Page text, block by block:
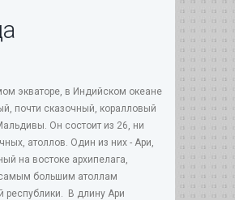
экваторе, в Индийском океане
почти сказочный, коралловый
Он состоит из 26, ни
атоллов. Один из них - Ари,
на востоке архипелага,
самым большим атоллам
республики. В длину Ари